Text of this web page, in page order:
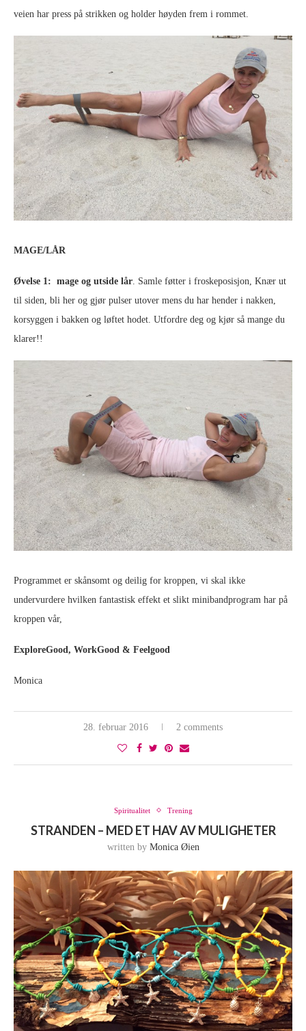
veien har press på strikken og holder høyden frem i rommet.
MAGE/LÅR
Øvelse 1: mage og utside lår. Samle føtter i froskeposisjon, Knær ut
til siden, bli her og gjør pulser utover mens du har hender i nakken,
korsyggen i bakken og løftet hodet. Utfordre deg og kjør så mange du
klarer!!
Programmet er skånsomt og deilig for kroppen, vi skal ikke
undervurdere hvilken fantastisk effekt et slikt minibandprogram har på
kroppen vår,
ExploreGood, WorkGood & Feelgood
Monica
28. februar 2016 2 comments
Spiritualitet Trening
STRANDEN – MED ET HAV AV MULIGHETER
written by Monica Øien